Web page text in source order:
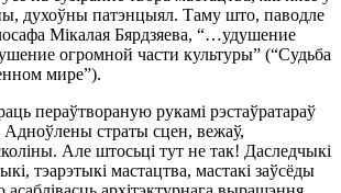
духоўны патэнцыял. Таму што, паводле
Мікалая Бярдзяева, “…удушение
огромной части культуры” (“Судьба
мире”).
пераўтвораную рукамі рэстаўратараў
страты сцен, вежаў,
Але штосьці тут не так! Даследчыкі
тэарэтыкі мастацтва, мастакі заўсёды